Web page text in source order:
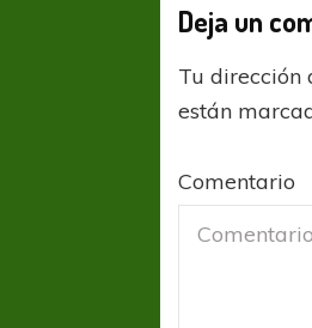
Deja un
Tu dirección
están
Comentario